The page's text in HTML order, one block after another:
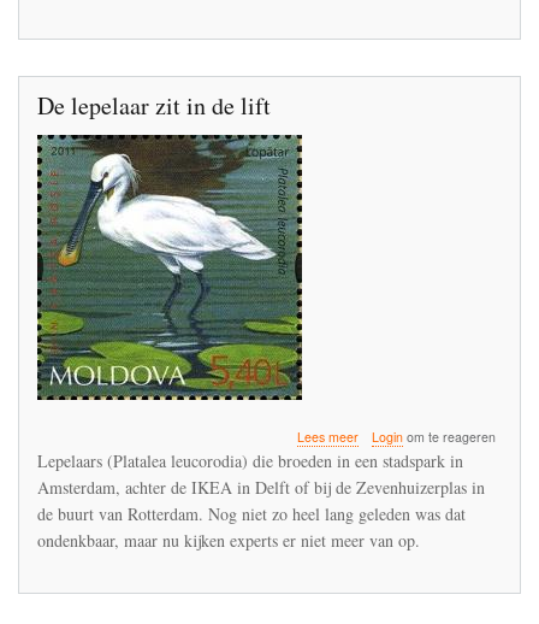
De lepelaar zit in de lift
Lees meerover
De
zit
in
de
Loginom te reageren
Lepelaars (Platalea leucorodia) die broeden in een stadspark in
Amsterdam, achter de IKEA in Delft of bij de Zevenhuizerplas in
de buurt van Rotterdam. Nog niet zo heel lang geleden was dat
ondenkbaar, maar nu kijken experts er niet meer van op.